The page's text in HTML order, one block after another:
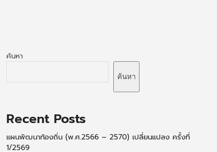
ค้นหา
ค้นหา
Recent Posts
แผนพัฒนาท้องถิ่น (พ.ศ.2566 – 2570) เปลี่ยนแปลง ครั้งที่
1/2569